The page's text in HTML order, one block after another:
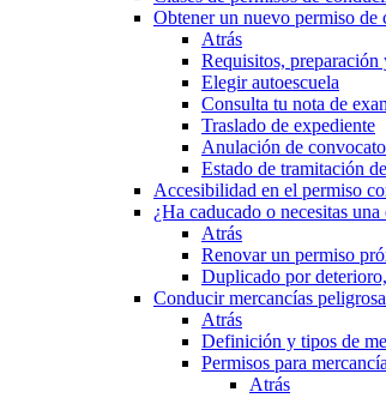
Obtener un nuevo permiso de
Atrás
Requisitos, preparación
Elegir autoescuela
Consulta tu nota de
Traslado de expediente
Anulación de
Estado de tramitación
Accesibilidad en el permiso
¿Ha caducado o necesitas
Atrás
Renovar un permiso
Duplicado por
Conducir mercancías
Atrás
Definición y tipos de
Permisos para
Atrás